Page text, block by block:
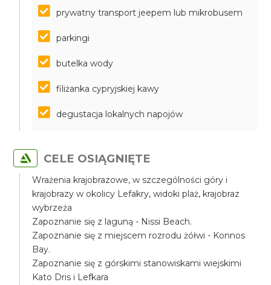
prywatny transport jeepem lub mikrobusem
parkingi
butelka wody
filiżanka cypryjskiej kawy
degustacja lokalnych napojów
CELE OSIĄGNIĘTE
Wrażenia krajobrazowe, w szczególności góry i
krajobrazy w okolicy Lefakry, widoki plaż, krajobraz
wybrzeża
Zapoznanie się z laguną - Nissi Beach.
Zapoznanie się z miejscem rozrodu żółwi - Konnos
Bay.
Zapoznanie się z górskimi stanowiskami wiejskimi
Kato Dris i Lefkara